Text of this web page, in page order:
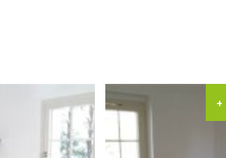
+